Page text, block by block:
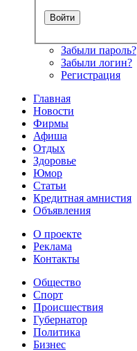
Забыли пароль?
Забыли логин?
Регистрация
Главная
Новости
Фирмы
Афиша
Отдых
Здоровье
Юмор
Статьи
Кредитная амнистия
Объявления
О проекте
Реклама
Контакты
Общество
Спорт
Происшествия
Губернатор
Политика
Бизнес